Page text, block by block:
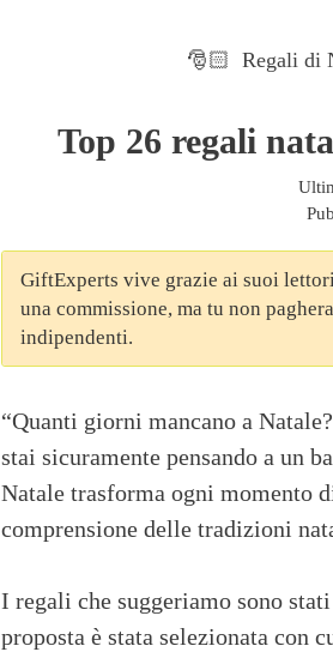
🎅🏻 Regali di
Top 26 regali
GiftExperts vive grazie ai suoi
una commissione, ma tu non
indipendenti.
“Quanti giorni mancano a
stai sicuramente pensando a un
Natale trasforma ogni momento
comprensione delle tradizioni
I regali che suggeriamo sono
proposta è stata selezionata con